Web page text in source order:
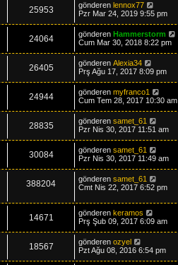
25953 gönderen lennox77
Pzr Mar 24, 2019 9:55 pm
24064 gönderen Hammerstorm
Cum Mar 30, 2018 8:22 pm
26405 gönderen Alexia34
Prş Ağu 17, 2017 8:09 pm
24944 gönderen myfranco1
Cum Tem 28, 2017 10:30 am
28835 gönderen samet_61
Pzr Nis 30, 2017 11:51 am
30084 gönderen samet_61
Pzr Nis 30, 2017 11:49 am
388204 gönderen samet_61
Cmt Nis 22, 2017 6:52 pm
14671 gönderen keramos
Prş Şub 09, 2017 6:09 am
18567 gönderen ozyel
Pzt Ağu 08, 2016 6:54 pm